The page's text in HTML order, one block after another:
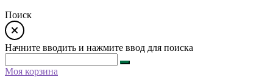
Поиск
Начните вводить и нажмите ввод для поиска
Моя корзина